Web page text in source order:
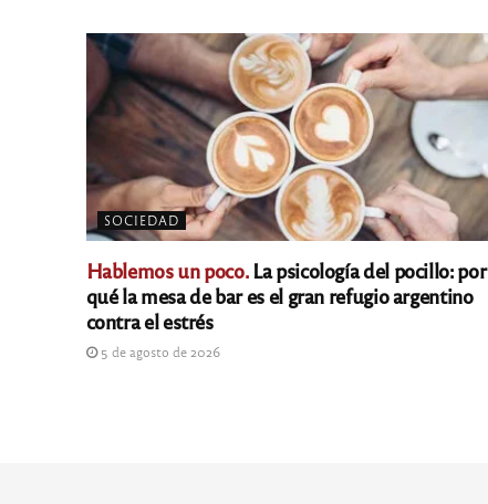
SOCIEDAD
Hablemos un poco.La psicología del pocillo: por
qué la mesa de bar es el gran refugio argentino
contra el estrés
5 de agosto de 2026